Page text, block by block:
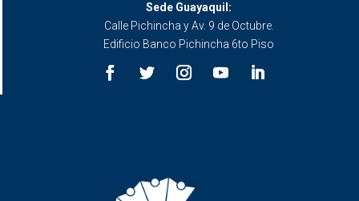
Sede Guayaquil:
Calle Pichincha y Av. 9 de Octubre.
Edificio Banco Pichincha 6to Piso